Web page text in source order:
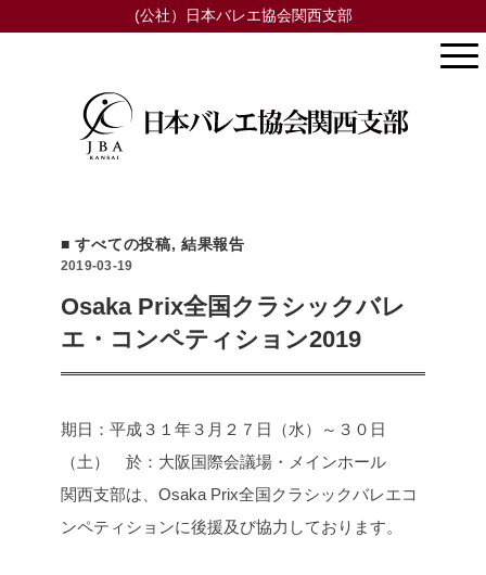
(公社）日本バレエ協会関西支部
■ すべての投稿,結果報告
2019-03-19
Osaka Prix全国クラシックバレ
エ・コンペティション2019
期日：平成３１年３月２７日（水）～３０日
（土） 於：大阪国際会議場・メインホール
​関西支部は、Osaka Prix全国クラシックバレエコ
ンペティションに後援及び協力しております。